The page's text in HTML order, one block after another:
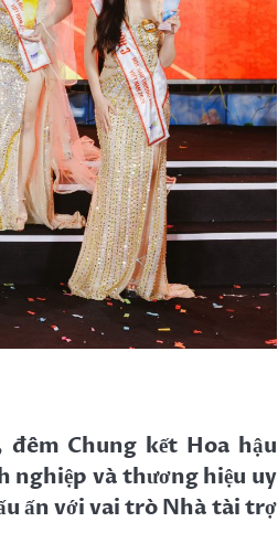
Chung kết Hoa hậu
nghiệp và thương hiệu uy
ấn với vai trò Nhà tài trợ